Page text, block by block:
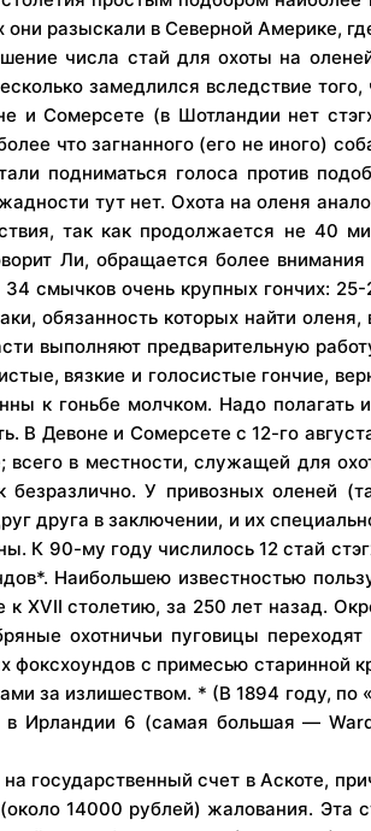
разыскали в Северной Америке,
числа стай для охоты на
замедлился вследствие
и Сомерсете (в Шотландии нет
что загнанного (его не иного)
подниматься голоса против
тут нет. Охота на оленя
так как продолжается не 40
Ли, обращается более
смычков очень крупных гончих:
обязанность которых найти оленя,
выполняют предварительную
вязкие и голосистые гончие,
к гоньбе молчком. Надо полагать
В Девоне и Сомерсете с 12-го
всего в местности, служащей для
У привозных оленей
друга в заключении, и их
К 90-му году числилось 12 стай
Наибольшею известностью
к XVII столетию, за 250 лет назад.
охотничьи пуговицы
с примесью старинной
за излишеством. * (В 1894 году, по
в Ирландии 6 (самая большая —
государственный счет в Аскоте,
14000 рублей) жалования. Эта